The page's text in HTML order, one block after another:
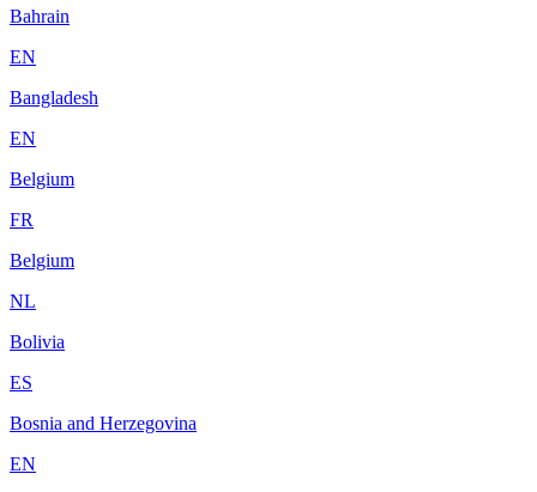
Bahrain
EN
Bangladesh
EN
Belgium
FR
Belgium
NL
Bolivia
ES
Bosnia and Herzegovina
EN